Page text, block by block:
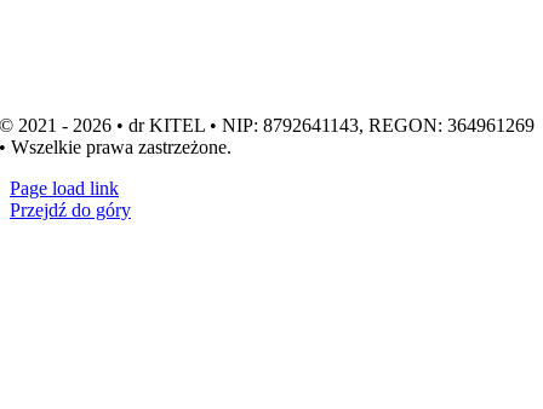
© 2021 - 2026 • dr KITEL • NIP: 8792641143, REGON: 364961269
• Wszelkie prawa zastrzeżone.
Page load link
Przejdź do góry